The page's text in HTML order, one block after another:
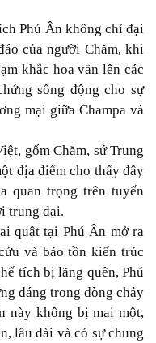
Phú Ân không chỉ đại
của người Chăm, khi
khắc hoa văn lên các
sống động cho sự
mại giữa Champa và
gốm Chăm, sứ Trung
địa điểm cho thấy đây
quan trọng trên tuyến
trung đại.
quật tại Phú Ân mở ra
và bảo tồn kiến trúc
tích bị lãng quên, Phú
đáng trong dòng chảy
này không bị mai một,
lâu dài và có sự chung